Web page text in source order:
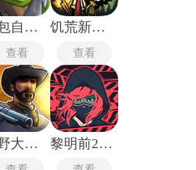
。而饥困荒野则是一款沙盒冒
物资，面对各种危险，游戏强
包包自走棋免广告版
查看
饥荒新家园联机版
查看
荒野大镖客2汉化版 黎明前20分钟免广告版